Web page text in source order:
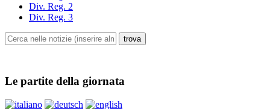
Div. Reg. 2
Div. Reg. 3
Le partite della giornata